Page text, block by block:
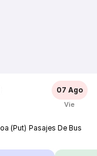
07 Ago
Vie
(Put) Pasajes De Bus